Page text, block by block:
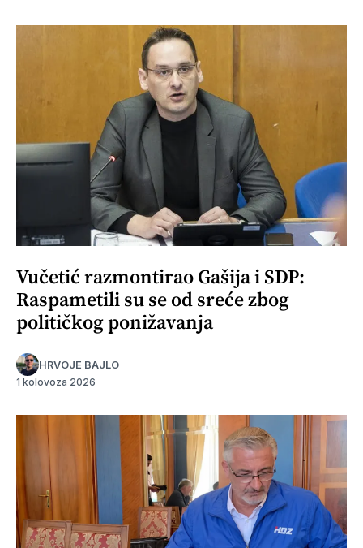
Vučetić razmontirao Gašija i SDP:
Raspametili su se od sreće zbog
političkog ponižavanja
HRVOJE BAJLO
1 kolovoza 2026